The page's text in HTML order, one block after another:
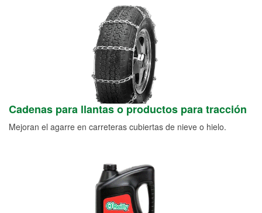
Cadenas para llantas o productos para tracción
Mejoran el agarre en carreteras cubiertas de nieve o hielo.